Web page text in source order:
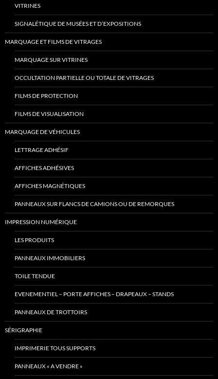
VITRINES
SIGNALÉTIQUE DE MUSÉES ET D’EXPOSITIONS
MARQUAGE ET FILMS DE VITRAGES
MARQUAGE SUR VITRINES
OCCULTATION PARTIELLE OU TOTALE DE VITRAGES
FILMS DE PROTECTION
FILMS DE VISUALISATION
MARQUAGE DE VÉHICULES
LETTRAGE ADHÉSIF
AFFICHES ADHÉSIVES
AFFICHES MAGNÉTIQUES
PANNEAUX SUR FLANCS DE CAMIONS OU DE REMORQUES
IMPRESSION NUMÉRIQUE
LES PRODUITS
PANNEAUX IMMOBILIERS
TOILE TENDUE
EVENEMENTIEL – PORTE AFFICHES – DRAPEAUX – STANDS
PANNEAUX DE TROTTOIRS
SÉRIGRAPHIE
IMPRIMERIE TOUS SUPPORTS
PANNEAUX « A VENDRE »